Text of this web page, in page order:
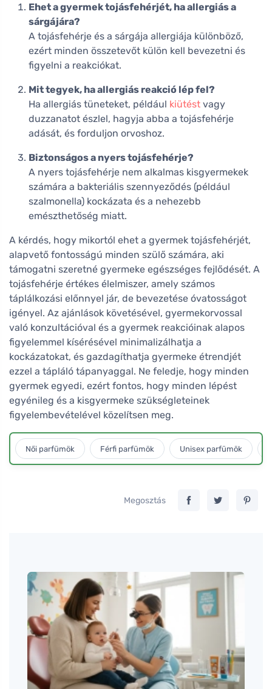
Ehet a gyermek tojásfehérjét, ha allergiás a
sárgájára?
A tojásfehérje és a sárgája allergiája különböző,
ezért minden összetevőt külön kell bevezetni és
figyelni a reakciókat.
Mit tegyek, ha allergiás reakció lép fel?
Ha allergiás tüneteket, például kiütést vagy
duzzanatot észlel, hagyja abba a tojásfehérje
adását, és forduljon orvoshoz.
Biztonságos a nyers tojásfehérje?
A nyers tojásfehérje nem alkalmas kisgyermekek
számára a bakteriális szennyeződés (például
szalmonella) kockázata és a nehezebb
emészthetőség miatt.
A kérdés, hogy mikortól ehet a gyermek tojásfehérjét,
alapvető fontosságú minden szülő számára, aki
támogatni szeretné gyermeke egészséges fejlődését. A
tojásfehérje értékes élelmiszer, amely számos
táplálkozási előnnyel jár, de bevezetése óvatosságot
igényel. Az ajánlások követésével, gyermekorvossal
való konzultációval és a gyermek reakcióinak alapos
figyelemmel kísérésével minimalizálhatja a
kockázatokat, és gazdagíthatja gyermeke étrendjét
ezzel a tápláló tápanyaggal. Ne feledje, hogy minden
gyermek egyedi, ezért fontos, hogy minden lépést
egyénileg és a kisgyermeke szükségleteinek
figyelembevételével közelítsen meg.
Női parfümök Férfi parfümök Unisex parfümök
Megosztás